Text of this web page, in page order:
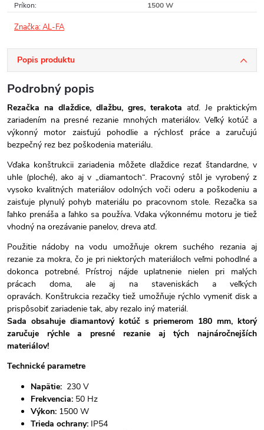
Príkon: 1500 W
Značka:AL-FA
Popis produktu
Podrobný popis
Rezačka na dlaždice, dlažbu, gres, terakota atď. Je praktickým
zariadením na presné rezanie mnohých materiálov. Veľký kotúč a
výkonný motor zaisťujú pohodlie a rýchlosť práce a zaručujú
bezpečný rez bez poškodenia materiálu.
Vďaka konštrukcii zariadenia môžete dlaždice rezať štandardne, v
uhle (ploché), ako aj v „diamantoch“. Pracovný stôl je vyrobený z
vysoko kvalitných materiálov odolných voči oderu a poškodeniu a
zaisťuje plynulý pohyb materiálu po pracovnom stole. Rezačka sa
ľahko prenáša a ľahko sa používa. Vďaka výkonnému motoru je tiež
vhodný na orezávanie panelov, dreva atď.
Použitie nádoby na vodu umožňuje okrem suchého rezania aj
rezanie za mokra, čo je pri niektorých materiáloch veľmi pohodlné a
dokonca potrebné. Prístroj nájde uplatnenie nielen pri malých
prácach doma, ale aj na staveniskách a veľkých
opravách. Konštrukcia rezačky tiež umožňuje rýchlo vymeniť disk a
prispôsobiť zariadenie tak, aby rezalo iný materiál.
Sada obsahuje diamantový kotúč s priemerom 180 mm, ktorý
zaručuje rýchle a presné rezanie aj tých najnáročnejších
materiálov!
Technické parametre
Napätie: 230 V
Frekvencia: 50 Hz
Výkon: 1500 W
Trieda ochrany: IP54